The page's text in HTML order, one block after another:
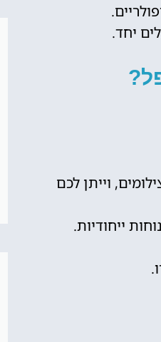
יחד.
וייתן לכם
ייחודיות.